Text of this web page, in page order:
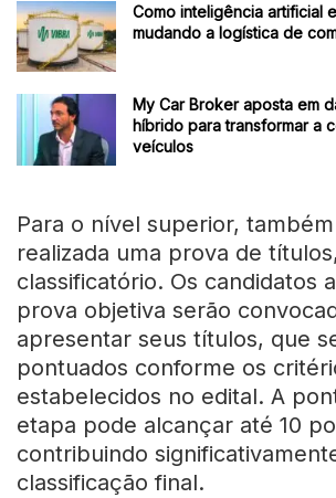
Como inteligência artificial
mudando a logística de
My Car Broker aposta em
híbrido para transformar a
veículos
Para o nível superior,
realizada uma prova de
classificatório. Os candidatos
prova objetiva serão
apresentar seus títulos, que
pontuados conforme os
estabelecidos no edital. A
etapa pode alcançar até 10
contribuindo
classificação final.